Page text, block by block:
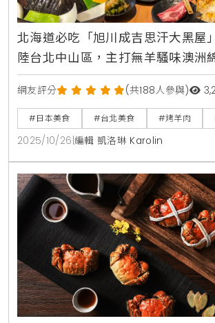
北海道必吃「旭川成吉思汗大黑屋
陸台北中山區，主打無羊騷味澳洲
人也能吃烤肉最低只要260元
網友評分 (共188人參與)
#日本美食 #台北美食 #烤羊肉
2025/10/26 編輯 凱洛琳 Karolin